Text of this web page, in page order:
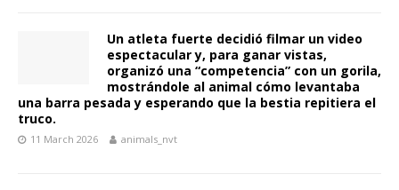
Un atleta fuerte decidió filmar un video
espectacular y, para ganar vistas,
organizó una “competencia” con un gorila,
mostrándole al animal cómo levantaba
una barra pesada y esperando que la bestia repitiera el
truco.
11 March 2026 animals_nvt